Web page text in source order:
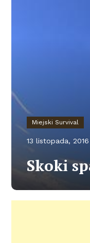
Miejski Survival
13 listopada, 2016
Skoki